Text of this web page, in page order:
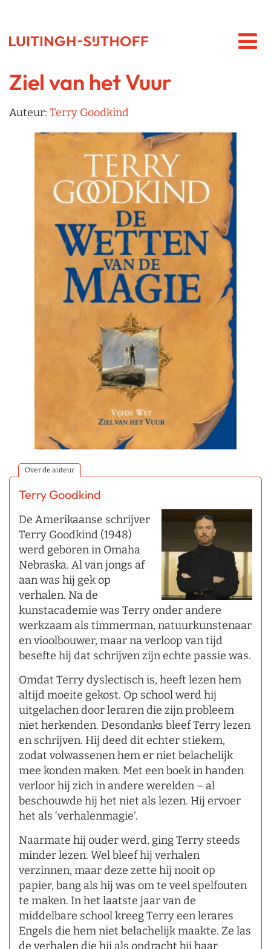
Ziel van het Vuur
Auteur: Terry Goodkind
Over de auteur
Terry Goodkind
De Amerikaanse schrijver
Terry Goodkind (1948)
werd geboren in Omaha
Nebraska. Al van jongs af
aan was hij gek op
verhalen. Na de
kunstacademie was Terry onder andere
werkzaam als timmerman, natuurkunstenaar
en vioolbouwer, maar na verloop van tijd
besefte hij dat schrijven zijn echte passie was.
Omdat Terry dyslectisch is, heeft lezen hem
altijd moeite gekost. Op school werd hij
uitgelachen door leraren die zijn probleem
niet herkenden. Desondanks bleef Terry lezen
en schrijven. Hij deed dit echter stiekem,
zodat volwassenen hem er niet belachelijk
mee konden maken. Met een boek in handen
verloor hij zich in andere werelden – al
beschouwde hij het niet als lezen. Hij ervoer
het als ‘verhalenmagie’.
Naarmate hij ouder werd, ging Terry steeds
minder lezen. Wel bleef hij verhalen
verzinnen, maar deze zette hij nooit op
papier, bang als hij was om te veel spelfouten
te maken. In het laatste jaar van de
middelbare school kreeg Terry een lerares
Engels die hem niet belachelijk maakte. Ze las
de verhalen die hij als opdracht bij haar